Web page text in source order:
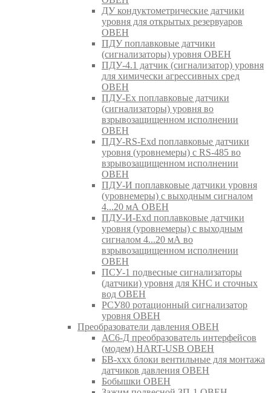
ДУ кондуктометрические датчики
уровня для открытых резервуаров
ОВЕН
ПДУ поплавковые датчики
(сигнализаторы) уровня ОВЕН
ПДУ-4.1 датчик (сигнализатор) уровня
для химически агрессивных сред
ОВЕН
ПДУ-Ex поплавковые датчики
(сигнализаторы) уровня во
взрывозащищенном исполнении
ОВЕН
ПДУ-RS-Exd поплавковые датчики
уровня (уровнемеры) с RS-485 во
взрывозащищенном исполнении
ОВЕН
ПДУ-И поплавковые датчики уровня
(уровнемеры) с выходным сигналом
4...20 мА ОВЕН
ПДУ-И-Exd поплавковые датчики
уровня (уровнемеры) с выходным
сигналом 4...20 мА во
взрывозащищенном исполнении
ОВЕН
ПСУ-1 подвесные сигнализаторы
(датчики) уровня для КНС и сточных
вод ОВЕН
РСУ80 ротационный сигнализатор
уровня ОВЕН
Преобразователи давления ОВЕН
АС6-Д преобразователь интерфейсов
(модем) HART-USB ОВЕН
БВ-ххх блоки вентильные для монтажа
датчиков давления ОВЕН
Бобышки ОВЕН